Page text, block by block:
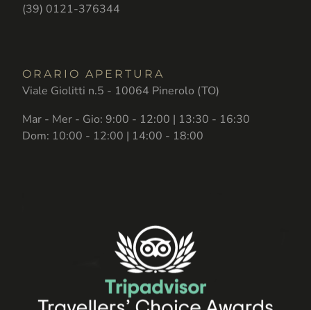
(39) 0121-376344
ORARIO APERTURA
Viale Giolitti n.5 - 10064 Pinerolo (TO)
Mar - Mer - Gio: 9:00 - 12:00 | 13:30 - 16:30
Dom: 10:00 - 12:00 | 14:00 - 18:00